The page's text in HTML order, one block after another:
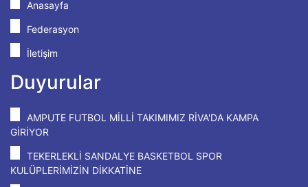
Anasayfa
Federasyon
İletişim
Duyurular
AMPUTE FUTBOL MİLLİ TAKIMIMIZ RİVA'DA KAMPA
GİRİYOR
TEKERLEKLİ SANDALYE BASKETBOL SPOR
KULÜPLERİMİZİN DİKKATİNE